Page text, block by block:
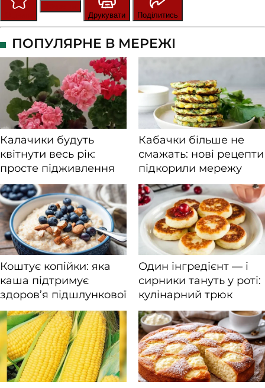
Друкувати
Поділитись